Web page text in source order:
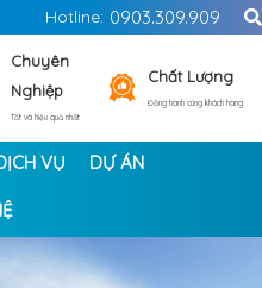
Hotline: 0903.309.909
Chuyên
Nghiệp
Tốt và hiệu quả nhất
Chất Lượng
Đồng hành cùng khách hàng
VỤ DỰ ÁN